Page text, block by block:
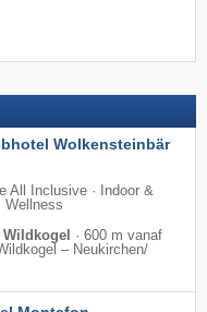
Wolkensteinbär
All Inclusive · Indoor &
Wellness
· 600 m vanaf
– Neukirchen/​